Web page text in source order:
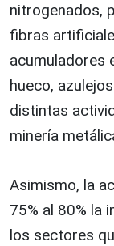
nitrogenados,
fibras
acumuladores
hueco,
distintas
minería
Asimismo, la
75% al 80% la
los sectores